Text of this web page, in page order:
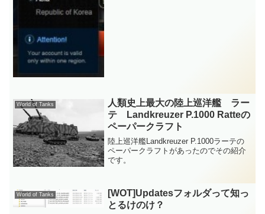
World of Tanks
人類史上最大の陸上巡洋艦 ラー
テ Landkreuzer P.1000 Ratteの
ペーパークラフト
陸上巡洋艦Landkreuzer P.1000ラーテの
ペーパークラフトがあったのでその紹介
です。
World of Tanks
[WOT]Updatesフォルダって知っ
とるけのけ？